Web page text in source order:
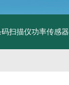
扫描仪功率传感器